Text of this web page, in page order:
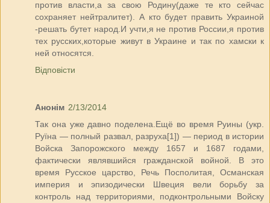
против власти,а за свою Родину(даже те кто сейчас
сохраняет нейтралитет). А кто будет править Украиной
-решать бутет народ.И учти,я не против России,я против
тех русских,которые живут в Украине и так по хамски к
ней относятся.
Відповісти
Анонім 2/13/2014
Так она уже давно поделена.Ещё во время Руины (укр.
Руїна — полный развал, разруха[1]) — период в истории
Войска Запорожского между 1657 и 1687 годами,
фактически являвшийся гражданской войной. В это
время Русское царство, Речь Посполитая, Османская
империя и эпизодически Швеция вели борьбу за
контроль над территориями, подконтрольными Войску